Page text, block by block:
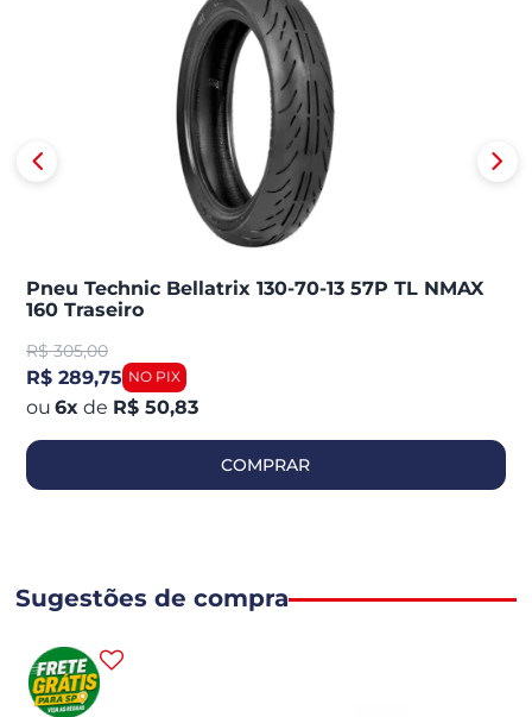
Pneu Technic Bellatrix 130-70-13 57P TL NMAX
160 Traseiro
R$ 305,00
R$ 289,75
6x de R$ 50,83
COMPRAR
Sugestões de compra